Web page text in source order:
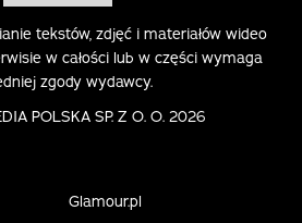
tekstów, zdjęć i materiałów wideo
w całości lub w części wymaga
zgody wydawcy.
POLSKA SP. Z O. O. 2026
Glamour.pl